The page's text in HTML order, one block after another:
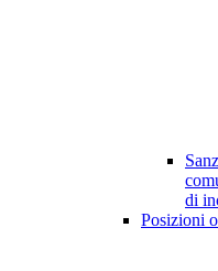
di
Posizioni